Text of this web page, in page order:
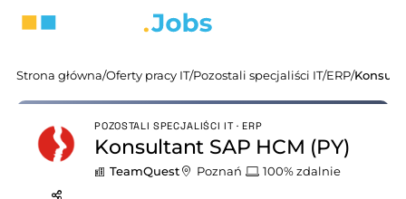
Strona główna/Oferty pracy IT/Pozostali specjaliści IT/ERP/
POZOSTALI SPECJALIŚCI IT · ERP
Konsultant SAP HCM (PY)
TeamQuest Poznań 100% zdalnie